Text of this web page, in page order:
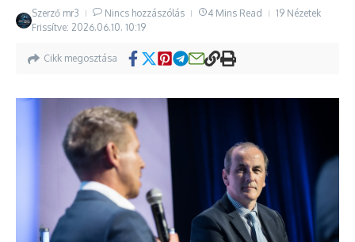
Szerző mr3 Nincs hozzászólás 4 Mins Read
19 Nézetek
Frissítve: 2026.06.10. 10:19
Cikk megosztása